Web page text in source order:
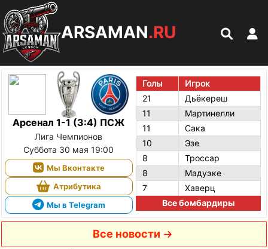
ARSAMAN.RU
Арсенал 1-1 (3:4) ПСЖ
Лига Чемпионов
Суббота 30 мая 19:00
Мы Вконтакте
Атрибутика
Мы в Telegram
Голы
Игрок
21
Дьёкереш
11
Мартинелли
11
Сака
10
Эзе
8
Троссар
8
Мадуэке
7
Хаверц
Все бомбардиры
Все новости